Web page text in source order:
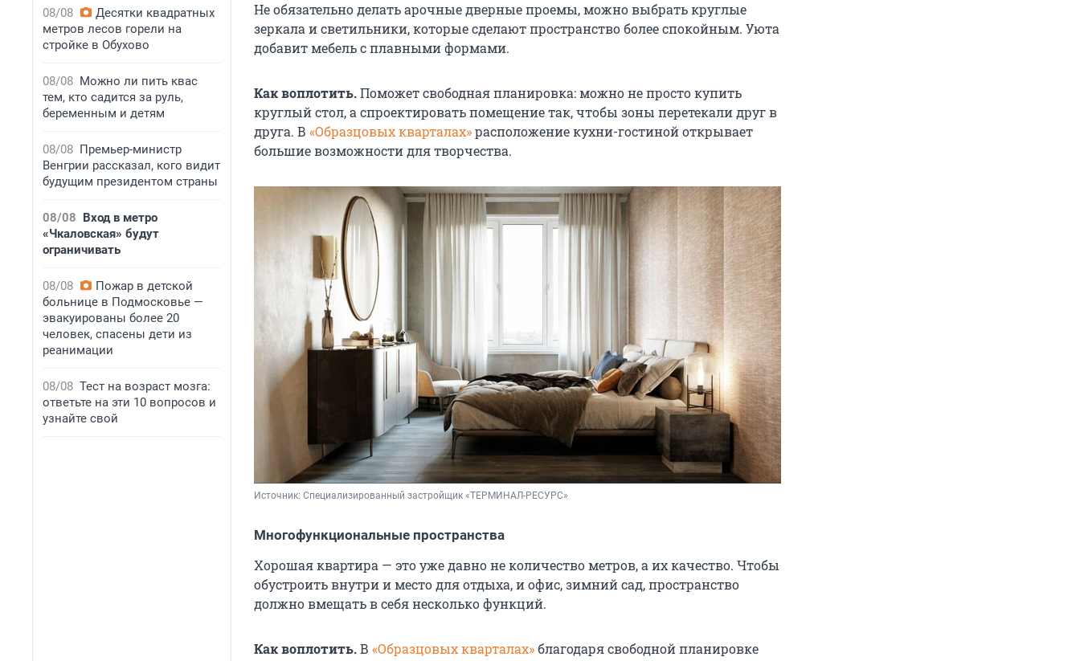
08/08
Десятки квадратных
метров лесов горели на
стройке в Обухово
08/08 Можно ли пить квас
тем, кто садится за руль,
беременным и детям
08/08 Премьер-министр
Венгрии рассказал, кого видит
будущим президентом страны
08/08 Вход в метро
«Чкаловская» будут
ограничивать
08/08
Пожар в детской
больнице в Подмосковье —
эвакуированы более 20
человек, спасены дети из
реанимации
08/08 Тест на возраст мозга:
ответьте на эти 10 вопросов и
узнайте свой
Не обязательно делать арочные дверные проемы, можно выбрать круглые
зеркала и светильники, которые сделают пространство более спокойным. Уюта
добавит мебель с плавными формами.
Как воплотить.Поможет свободная планировка: можно не просто купить
круглый стол, а спроектировать помещение так, чтобы зоны перетекали друг в
друга. В «Образцовых кварталах»расположение кухни-гостиной открывает
большие возможности для творчества.
Источник: Специализированный застройщик «ТЕРМИНАЛ-РЕСУРС»
Многофункциональные пространства
Хорошая квартира — это уже давно не количество метров, а их качество. Чтобы
обустроить внутри и место для отдыха, и офис, зимний сад, пространство
должно вмещать в себя несколько функций.
Как воплотить.В «Образцовых кварталах»благодаря свободной планировке